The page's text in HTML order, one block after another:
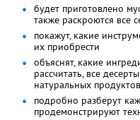
будет приготовлено
также раскроются все
покажут, какие
их приобрести
объяснят, какие
рассчитать, все
натуральных продуктов
подробно разберут
продемонстрируют